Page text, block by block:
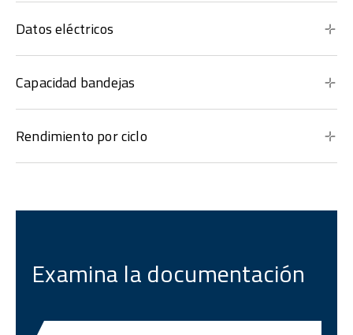
Datos eléctricos
Capacidad bandejas
Rendimiento por ciclo
Examina la documentación